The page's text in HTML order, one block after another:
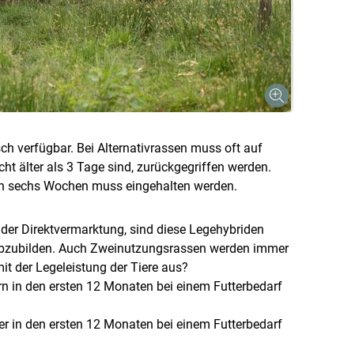
verfügbar. Bei Alternativrassen muss oft auf
älter als 3 Tage sind, zurückgegriffen werden.
Wochen muss eingehalten werden.
Direktvermarktung, sind diese Legehybriden
Auch Zweinutzungsrassen werden immer
der Legeleistung der Tiere aus?
in den ersten 12 Monaten bei einem Futterbedarf
in den ersten 12 Monaten bei einem Futterbedarf